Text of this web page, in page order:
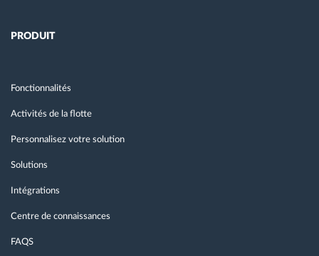
PRODUIT
Fonctionnalités
Activités de la flotte
Personnalisez votre solution
Solutions
Intégrations
Centre de connaissances
FAQS